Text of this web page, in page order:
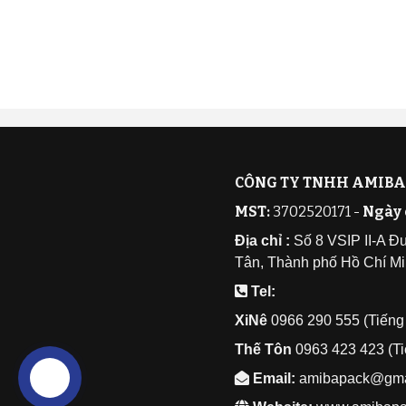
CÔNG TY TNHH
MST:3702520171 - Ngày
Địa chỉ : Số 8 VSIP II-A
Tân, Thành phố Hồ Chí
Tel:
XiNê0966 290 555
Thế Tôn 0963 423 423
Email: